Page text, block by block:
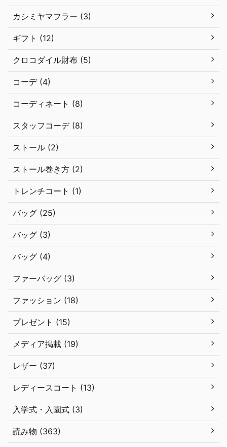
カシミヤマフラー (3)
ギフト (12)
クロコダイル財布 (5)
コーデ (4)
コーディネート (8)
スタッフコーデ (8)
ストール (2)
ストール巻き方 (2)
トレンチコート (1)
バッグ (25)
バッグ (3)
バッグ (4)
ファーバッグ (3)
ファッション (18)
プレゼント (15)
メディア掲載 (19)
レザー (37)
レディースコート (13)
入学式・入園式 (3)
読み物 (363)